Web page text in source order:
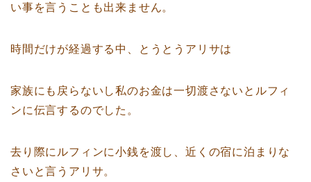
い事を言うことも出来ません。
時間だけが経過する中、とうとうアリサは
家族にも戻らないし私のお金は一切渡さないとルフィ
ンに伝言するのでした。
去り際にルフィンに小銭を渡し、近くの宿に泊まりな
さいと言うアリサ。